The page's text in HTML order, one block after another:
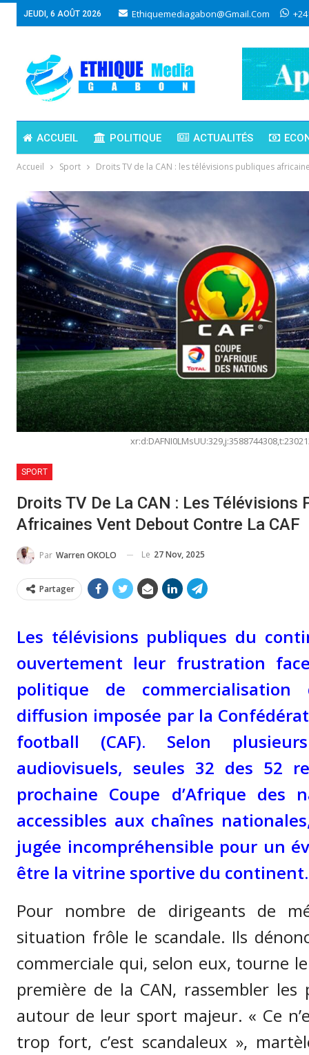
JEUDI, 6 AOÛT 2026 Ethiquemediagabon@gmail.com
ACCUEIL POLITIQUE ACTUALITÉS
Accueil Sport Droits TV de la CAN : les télévisions publiques
SPORT
Droits TV De La CAN : Les Télévisions
Africaines Vent Debout Contre La CAF
Par Warren OKOLO Le 27 Nov, 2025
Partager
Les télévisions publiques du
ouvertement leur frustration
politique de
diffusion imposée par la
football (CAF). Selon
audiovisuels, seules 32 des 52
prochaine Coupe d’Afrique des
accessibles aux chaînes
jugée incompréhensible pour un
être la vitrine sportive du continent.
Pour nombre de dirigeants de
situation frôle le scandale. Ils
commerciale qui, selon eux, tourne
première de la CAN, rassembler les
autour de leur sport majeur. « Ce
trop fort, c’est scandaleux »,